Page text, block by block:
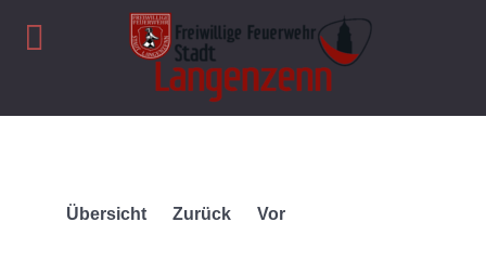
Übersicht Zurück Vor